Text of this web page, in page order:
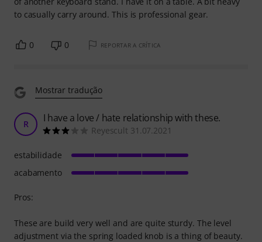
to casually carry around. This is professional gear.
0 0 REPORTAR A CRÍTICA
Mostrar tradução
R I have a love / hate relationship with these.
Reyescult 31.07.2021
Pros:
These are build very well and are quite sturdy. The level
adjustment via the spring loaded knob is a thing of beauty.
estabilidade
acabamento